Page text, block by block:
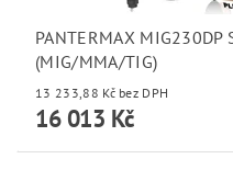
PANTERMAX MIG230DP
(MIG/MMA/TIG)
13 233,88 Kč bez DPH
16 013 Kč